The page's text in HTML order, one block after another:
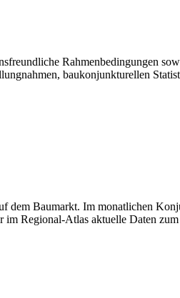
Rahmenbedingungen
baukonjunkturellen
dem Baumarkt. Im monatlichen
Regional-Atlas aktuelle Daten